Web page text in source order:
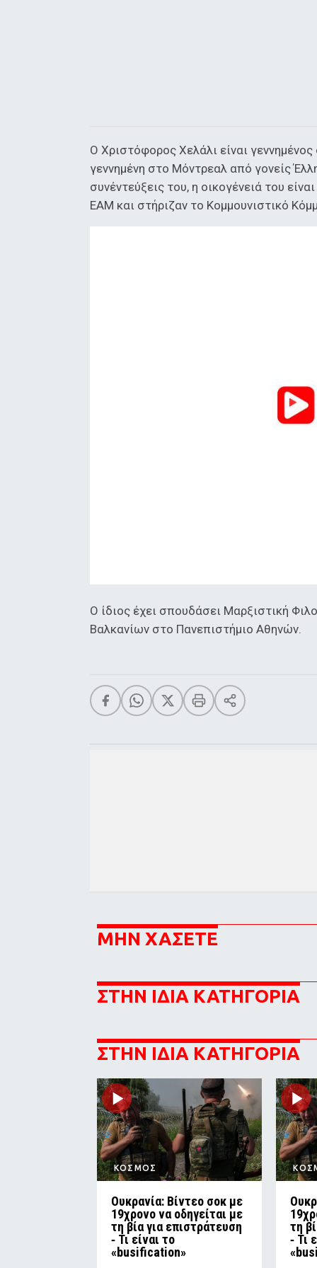
Ο Χριστόφορος Χελάλι είναι
γεννημένη στο Μόντρεαλ από γονείς
συνέντεύξεις του, η οικογένειά του
ΕΑΜ και στήριζαν το Κομμουνιστικό
Ο ίδιος έχει σπουδάσει Μαρξιστική
Βαλκανίων στο Πανεπιστήμιο Αθηνών.
ΜΗΝ ΧΑΣΕΤΕ
ΣΤΗΝ ΙΔΙΑ ΚΑΤΗΓΟΡΙΑ
ΣΤΗΝ ΙΔΙΑ ΚΑΤΗΓΟΡΙΑ
ΚΟΣΜΟΣ
Ουκρανία: Βίντεο σοκ με
19χρονο να οδηγείται με
τη βία για επιστράτευση
‑ Τι είναι το
«busification»
τη
‑ Τι